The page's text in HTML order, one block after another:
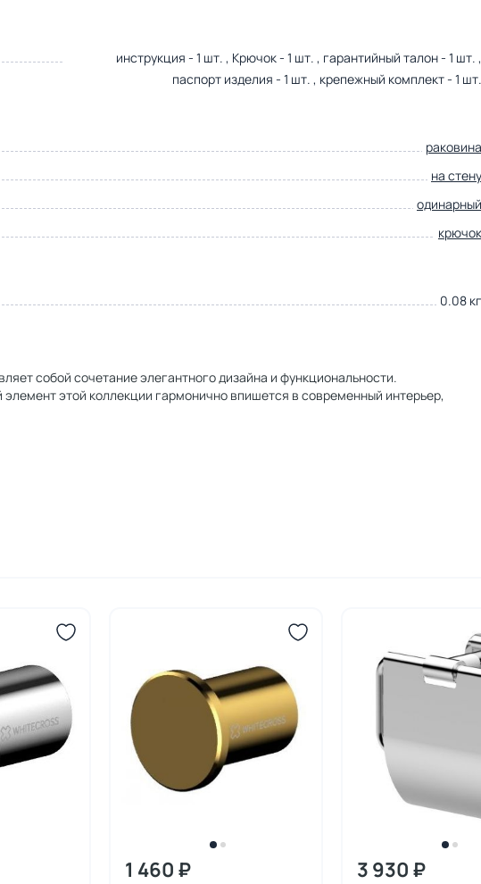
инструкция - 1 шт. , Крючок - 1 шт. , гарантийный талон - 1 шт. ,
паспорт изделия - 1 шт. , крепежный комплект - 1 шт.
раковина
на стену
одинарный
крючок
0.08 кг
собой сочетание элегантного дизайна и функциональности.
этой коллекции гармонично впишется в современный интерьер,
1 460 ₽ 3 930 ₽